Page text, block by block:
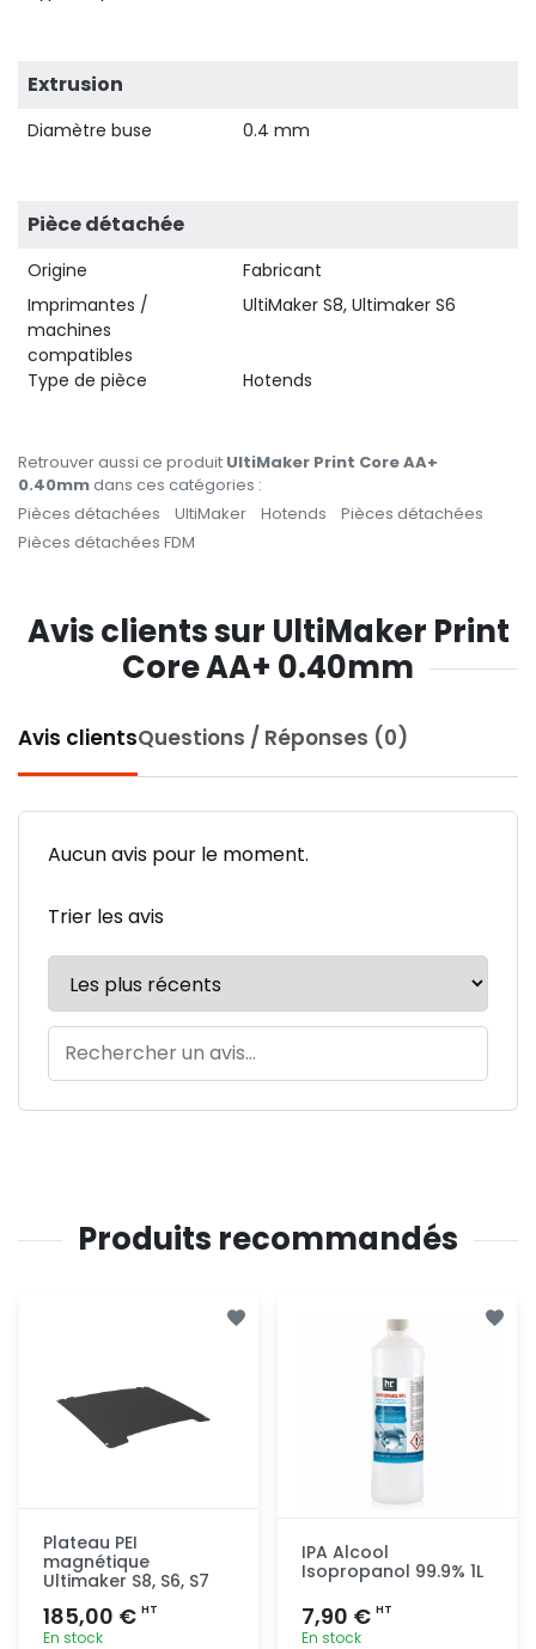
Extrusion
Diamètre buse 0.4 mm
Pièce détachée
Origine
Fabricant
Imprimantes /
machines
compatibles
UltiMaker S8, Ultimaker S6
Type de pièce Hotends
Retrouver aussi ce produit UltiMaker Print Core AA+
0.40mmdans ces catégories :
Pièces détachées
UltiMaker Hotends
Pièces détachées
Pièces détachées FDM
Avis clients sur UltiMaker Print
Core AA+ 0.40mm
Avis clientsQuestions / Réponses (0)
Aucun avis pour le moment.
Trier les avis
Produits recommandés
Plateau PEI
magnétique
Ultimaker S8, S6, S7
185,00 € HT
En stock
IPA Alcool
Isopropanol 99.9% 1L
7,90 € HT
En stock